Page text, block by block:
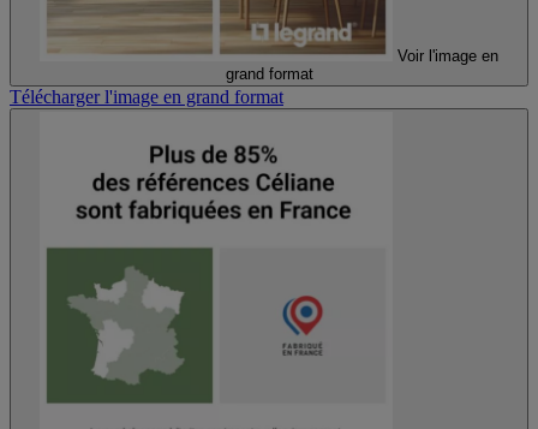
Voir l'image en
grand format
Télécharger l'image en grand format